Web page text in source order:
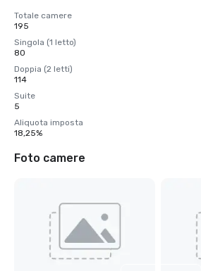
Totale camere
195
Singola (1 letto)
80
Doppia (2 letti)
114
Suite
5
Aliquota imposta
18,25%
Foto camere